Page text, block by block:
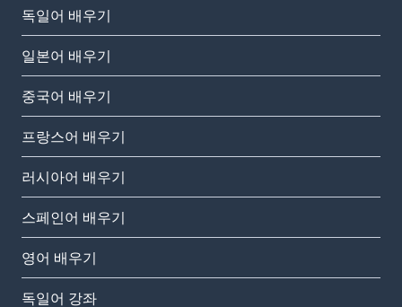
독일어 배우기
일본어 배우기
중국어 배우기
프랑스어 배우기
러시아어 배우기
스페인어 배우기
영어 배우기
독일어 강좌